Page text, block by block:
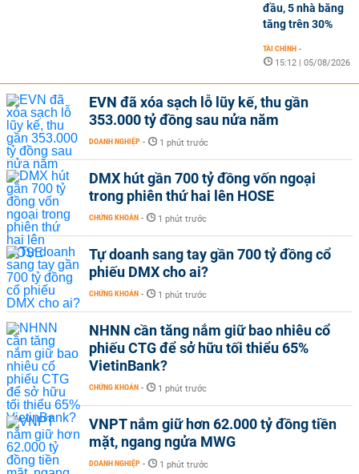
đầu, 5 nhà băng
tăng trên 30%
TÀI CHÍNH -
15:12 | 05/08/2026
EVN đã xóa sạch lỗ lũy kế, thu gần
353.000 tỷ đồng sau nửa năm
DOANH NGHIỆP - 1 phút trước
DMX hút gần 700 tỷ đồng vốn ngoại
trong phiên thứ hai lên HOSE
CHỨNG KHOÁN - 1 phút trước
Tự doanh sang tay gần 700 tỷ đồng cổ
phiếu DMX cho ai?
CHỨNG KHOÁN - 1 phút trước
NHNN cần tăng nắm giữ bao nhiêu cổ
phiếu CTG để sở hữu tối thiểu 65%
VietinBank?
CHỨNG KHOÁN - 1 phút trước
VNPT nắm giữ hơn 62.000 tỷ đồng tiền
mặt, ngang ngửa MWG
DOANH NGHIỆP - 1 phút trước